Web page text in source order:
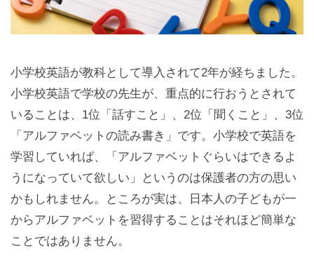
小学校英語が教科として導入されて2年が経ちました。
小学校英語で学校の先生が、重点的に行おうとされて
いることは、1位「話すこと」、2位「聞くこと」、3位
「アルファベットの読み書き」です。小学校で英語を
学習していれば、「アルファベットぐらいはできるよ
うになっていて欲しい」というのは保護者の方の思い
かもしれません。ところが実は、日本人の子どもが一
からアルファベットを習得することはそれほど簡単な
ことではありません。